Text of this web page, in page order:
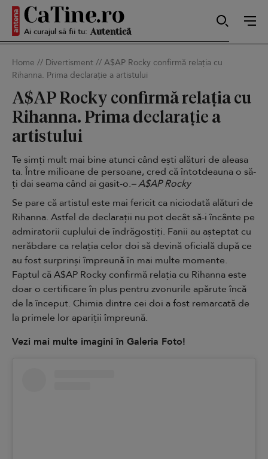
Ai curajul să fii tu: Sexy
Puternică
Home // Divertisment // A$AP Rocky confirmă relația cu
Rihanna. Prima declarație a artistului
A$AP Rocky confirmă relația cu
Rihanna. Prima declarație a
artistului
Te simți mult mai bine atunci când ești alături de aleasa
ta. Între milioane de persoane, cred că întotdeauna o să-
ți dai seama când ai gasit-o.– A$AP Rocky
Se pare că artistul este mai fericit ca niciodată alături de
Rihanna. Astfel de declarații nu pot decât să-i încânte pe
admiratorii cuplului de îndrăgostiți. Fanii au așteptat cu
nerăbdare ca relația celor doi să devină oficială după ce
au fost surprinși împreună în mai multe momente.
Faptul că A$AP Rocky confirmă relația cu Rihanna este
doar o certificare în plus pentru zvonurile apărute încă
de la început. Chimia dintre cei doi a fost remarcată de
la primele lor apariții împreună.
Vezi mai multe imagini în Galeria Foto!